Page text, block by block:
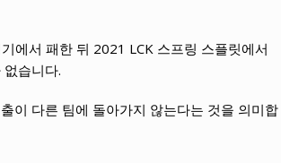
에서 패한 뒤 2021 LCK 스프링 스플릿에서
습니다.
이 다른 팀에 돌아가지 않는다는 것을 의미합